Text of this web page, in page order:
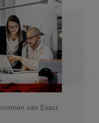
van Exact